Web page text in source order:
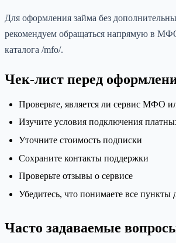
Для оформления займа без
рекомендуем обращаться напрямую в
каталога /mfo/.
Чек-лист перед
Проверьте, является ли сервис МФО
Изучите условия подключения
Уточните стоимость подписки
Сохраните контакты поддержки
Проверьте отзывы о сервисе
Убедитесь, что понимаете все пункты
Часто задаваемые